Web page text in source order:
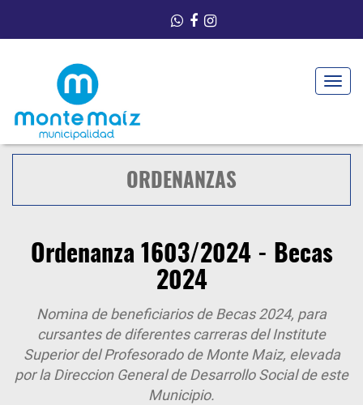
Toggle
ORDENANZAS
Ordenanza 1603/2024 - Becas
2024
Nomina de beneficiarios de Becas 2024, para
cursantes de diferentes carreras del Institute
Superior del Profesorado de Monte Maiz, elevada
por la Direccion General de Desarrollo Social de este
Municipio.